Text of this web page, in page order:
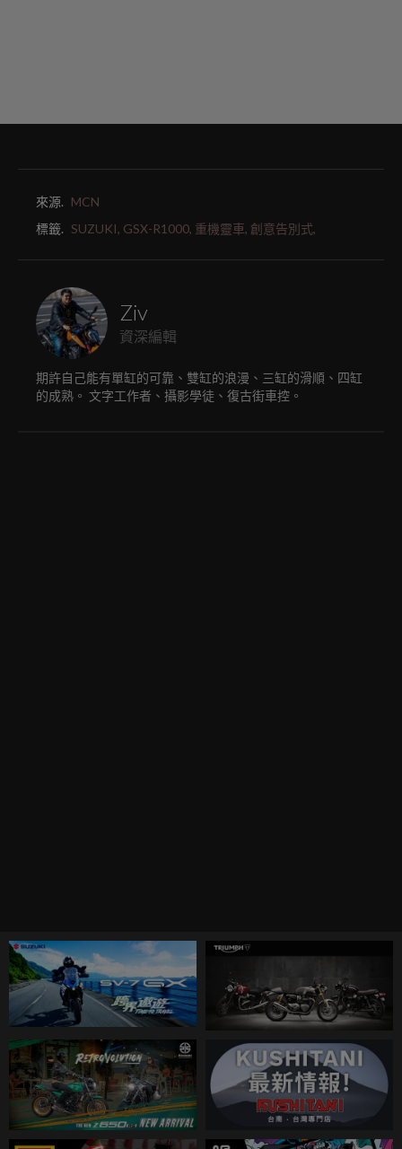
來源. MCN
標籤. SUZUKI, GSX-R1000, 重機靈車, 創意告別式,
Ziv
資深編輯
期許自己能有單缸的可靠、雙缸的浪漫、三缸的滑順、四缸
的成熟。 文字工作者、攝影學徒、復古街車控。